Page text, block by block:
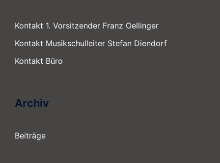
Kontakt 1. Vorsitzender Franz Oellinger
Kontakt Musikschulleiter Stefan Diendorf
Kontakt Büro
Archiv
Beiträge